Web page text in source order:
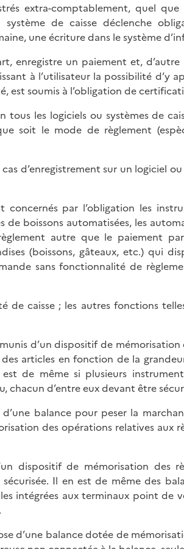
extra-comptablement, quel
de caisse déclenche
une écriture dans le système
enregistre un paiement et,
à l’utilisateur la possibilité d’y
soumis à l’obligation de
tous les logiciels ou systèmes de
soit le mode de règlement
d’enregistrement sur un logiciel
par l’obligation les
de boissons automatisées, les
autre que le paiement
(boissons, gâteaux, etc.) qui
sans fonctionnalité de
de caisse ; les autres fonctions
d’un dispositif de
articles en fonction de la
de même si plusieurs
d’entre eux devant être
balance pour peser la
des opérations relatives aux
dispositif de mémorisation des
Il en est de même des
intégrées aux terminaux point de
d’une balance dotée de